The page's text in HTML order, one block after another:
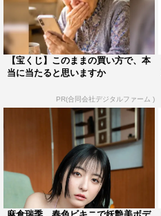
【宝くじ】このままの買い方で、本
当に当たると思いますか
PR(合同会社デジタルファーム )